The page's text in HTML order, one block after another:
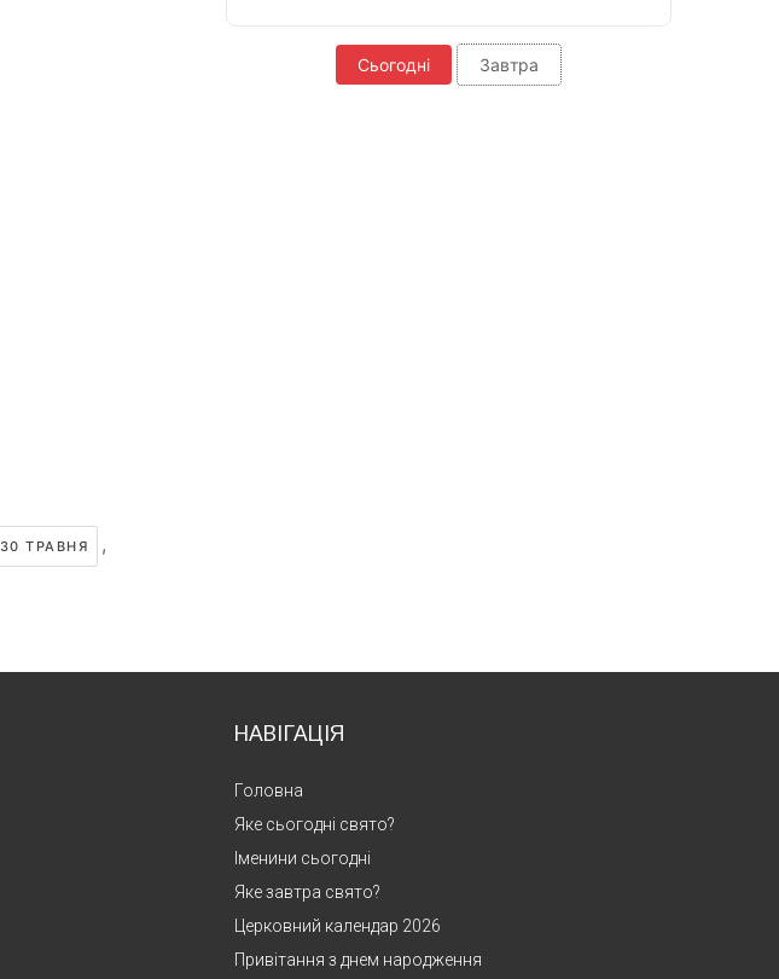
30 ТРАВНЯ ,
Сьогодні Завтра
НАВІГАЦІЯ
Головна
Яке сьогодні свято?
Іменини сьогодні
Яке завтра свято?
Церковний календар 2026
Привітання з днем народження